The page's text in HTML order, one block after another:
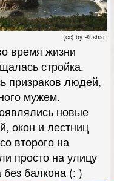
(cc) by Rushan
время жизни
стройка.
призраков людей,
мужем.
новые
окон и лестниц
второго на
просто на улицу
без балкона (: )